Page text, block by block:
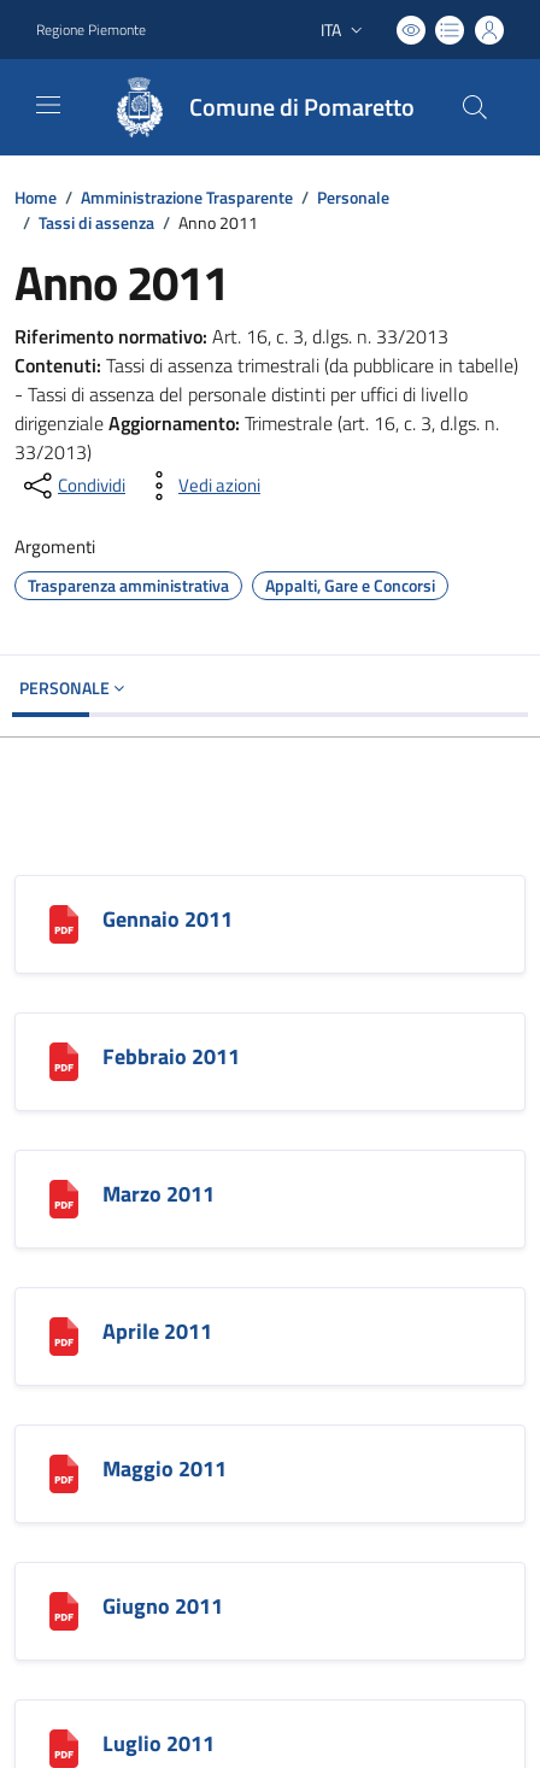
Regione Piemonte Lingua attiva:
ITA
Comune di Pomaretto
Home / Amministrazione Trasparente / Personale
/ Tassi di assenza / Anno 2011
Anno 2011
Riferimento normativo: Art. 16, c. 3, d.lgs. n. 33/2013
Contenuti: Tassi di assenza trimestrali (da pubblicare in tabelle)
- Tassi di assenza del personale distinti per uffici di livello
dirigenzialeAggiornamento: Trimestrale (art. 16, c. 3, d.lgs. n.
33/2013)
Condividi Vedi azioni
Argomenti
Trasparenza amministrativa Appalti, Gare e Concorsi
PERSONALE
Gennaio 2011
Febbraio 2011
Marzo 2011
Aprile 2011
Maggio 2011
Giugno 2011
Luglio 2011